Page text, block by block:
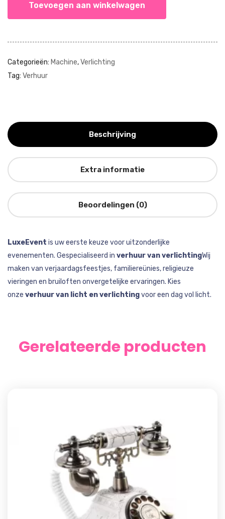
Toevoegen aan winkelwagen
Categorieën: Machine,Verlichting
Tag: Verhuur
Beschrijving
Extra informatie
Beoordelingen (0)
LuxeEvent is uw eerste keuze voor uitzonderlijke
evenementen. Gespecialiseerd in verhuur van verlichtingWij
maken van verjaardagsfeestjes, familiereünies, religieuze
vieringen en bruiloften onvergetelijke ervaringen. Kies
onze verhuur van licht en verlichtingvoor een dag vol licht.
Gerelateerde producten